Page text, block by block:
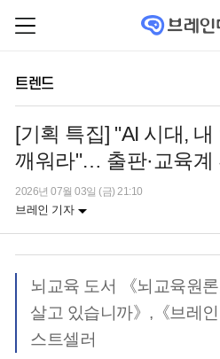
트렌드
[기획 특집] "AI 시대,
깨워라"… 출판·교육계
2026년 07월 03일 (금) 21:10
브레인 기자
뇌교육 도서 《뇌교육원
살고 있습니까》,《브레
스트셀러